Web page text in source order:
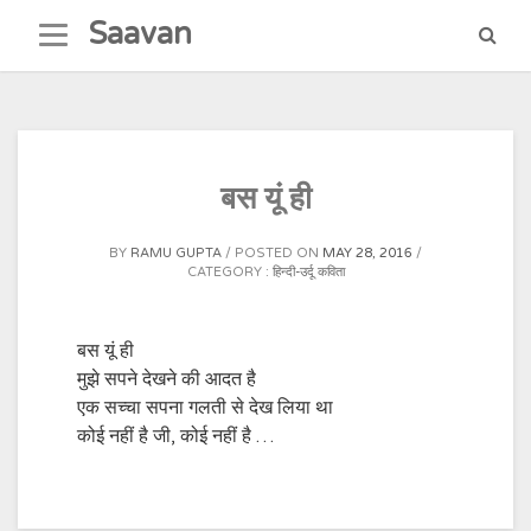
content
Saavan
बस यूं ही
BY RAMU GUPTA POSTED ON MAY 28, 2016
CATEGORY : हिन्दी-उर्दू कविता
बस यूं ही
मुझे सपने देखने की आदत है
एक सच्चा सपना गलती से देख लिया था
कोई नहीं है जी, कोई नहीं है …